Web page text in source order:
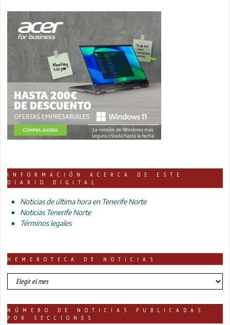
INFORMACIÓN ACERCA DE ESTE
DIARIO DIGITAL
Noticias de última hora en Tenerife Norte
Noticias Tenerife Norte
Términos legales
HEMEROTECA DE NOTICIAS
HEMEROTECA
DE
NÚMERO DE NOTICIAS PUBLICADAS
POR SECCIONES